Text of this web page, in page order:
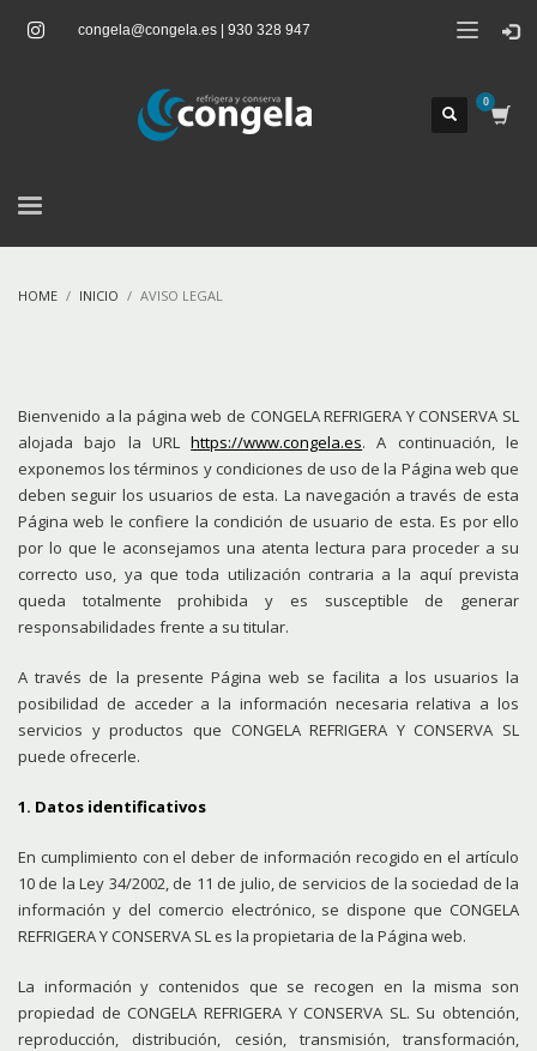
congela@congela.es | 930 328 947
HOME INICIO AVISO LEGAL
Bienvenido a la página web de CONGELA REFRIGERA Y CONSERVA SL
alojada bajo la URLhttps://www.congela.es. A continuación, le
exponemos los términos y condiciones de uso de la Página web que
deben seguir los usuarios de esta. La navegación a través de esta
Página web le confiere la condición de usuario de esta. Es por ello
por lo que le aconsejamos una atenta lectura para proceder a su
correcto uso, ya que toda utilización contraria a la aquí prevista
queda totalmente prohibida y es susceptible de generar
responsabilidades frente a su titular.
A través de la presente Página web se facilita a los usuarios la
posibilidad de acceder a la información necesaria relativa a los
servicios y productos que CONGELA REFRIGERA Y CONSERVA SL
puede ofrecerle.
1. Datos identificativos
En cumplimiento con el deber de información recogido en el artículo
10 de la Ley 34/2002, de 11 de julio, de servicios de la sociedad de la
información y del comercio electrónico, se dispone que CONGELA
REFRIGERA Y CONSERVA SL es la propietaria de la Página web.
La información y contenidos que se recogen en la misma son
propiedad de CONGELA REFRIGERA Y CONSERVA SL. Su obtención,
reproducción, distribución, cesión, transmisión, transformación,